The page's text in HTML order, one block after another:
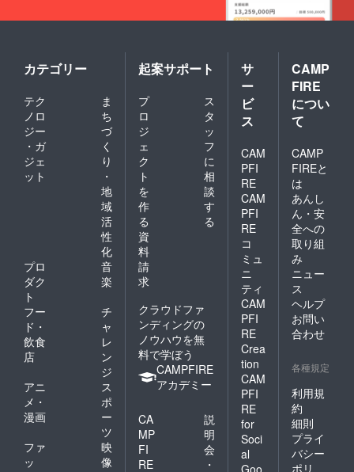
になった方にお配りする分
（XX冊）を生み出す！を目
標に頑張っていきたいと思
います。ではまた！
のサンプルは1月8日あたり
を目処に出したいと思いま
す。時期的に、それが最後
のサンプルになるかと。そ
れまでに120ページを目指し
て、デザイン進めて行きま
す。頑張ろう〜おそらく来
週中には製本されたものが
届きますので、より実物に
近いものをお見せできるか
と思います！インスタグラ
ムでは書ききれないことが
山ほどあるので、制作に関
してはこちらで随時報告し
ていきます。ここに書いた
ことが自分の中での進捗の
整理にもなるので、ありが
たいコンテンツですね！ツ
イッターとかも文字数ギリ
ギリまで書いてしまう人間
カテゴリー
テク
ノロ
ジー
・ガ
ジェ
ット
ま
ち
づ
く
り
・
地
域
活
性
化
プロ
ダク
ト
音
楽
フー
ド・
飲食
店
チ
ャ
レ
ン
ジ
アニ
メ・
漫画
ス
ポ
ー
ツ
ファ
ッ
映
像
起案サポート
プ
ロ
ジ
ェ
ク
ト
を
作
る
ス
タ
ッ
フ
に
相
談
す
る
資
料
請
求
クラウドファ
ンディングの
ノウハウを無
料で学ぼう
CAMPFIRE
アカデミー
CA
MP
FI
RE
説
明
会
・
サ
ー
ビ
ス
CAM
PFI
RE
CAM
PFI
RE
コ
ミュ
ニ
ティ
CAM
PFI
RE
Crea
tion
CAM
PFI
RE
for
Soci
al
CAMP
FIRE
につい
て
CAMP
FIREと
は
あんし
ん・安
全への
取り組
み
ニュー
ス
ヘルプ
お問い
合わせ
各種規定
利用規
約
細則
プライ
バシー
ポリ